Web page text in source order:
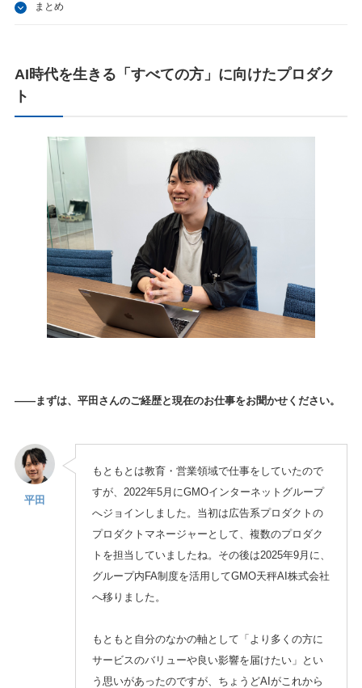
まとめ
AI時代を生きる「すべての方」に向けたプロダク
ト
——まずは、平田さんのご経歴と現在のお仕事をお聞かせください。
平田
もともとは教育・営業領域で仕事をしていたので
すが、2022年5月にGMOインターネットグループ
へジョインしました。当初は広告系プロダクトの
プロダクトマネージャーとして、複数のプロダク
トを担当していましたね。その後は2025年9月に、
グループ内FA制度を活用してGMO天秤AI株式会社
へ移りました。
もともと自分のなかの軸として「より多くの方に
サービスのバリューや良い影響を届けたい」とい
う思いがあったのですが、ちょうどAIがこれから